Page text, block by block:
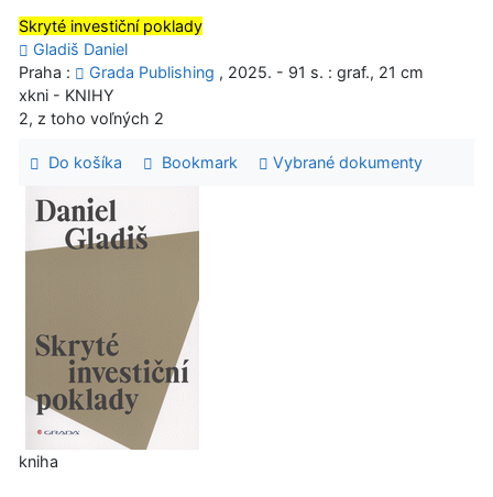
Skryté investiční poklady
Gladiš Daniel
Praha :
Grada Publishing , 2025. - 91 s. : graf., 21 cm
xkni - KNIHY
2, z toho voľných 2
Do košíka Bookmark Vybrané dokumenty
kniha